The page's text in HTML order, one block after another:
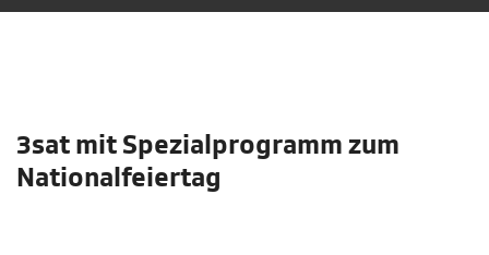
3sat mit Spezialprogramm zum
Nationalfeiertag